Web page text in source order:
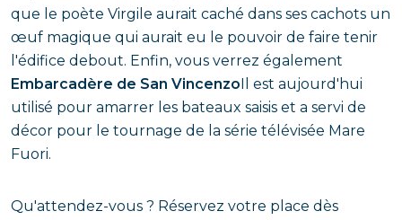
que le poète Virgile aurait caché dans ses cachots un
œuf magique qui aurait eu le pouvoir de faire tenir
l'édifice debout. Enfin, vous verrez également
Embarcadère de San VincenzoIl est aujourd'hui
utilisé pour amarrer les bateaux saisis et a servi de
décor pour le tournage de la série télévisée Mare
Fuori.
Qu'attendez-vous ? Réservez votre place dès